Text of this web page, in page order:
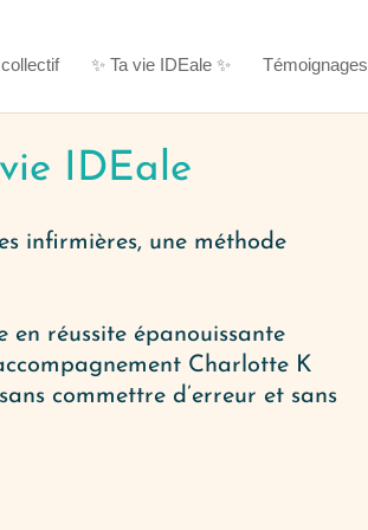
✨ Ta vie IDEale ✨ Témoignages
vie IDEale
infirmières, uneméthode
réussite épanouissante
Charlotte K
commettre d’erreur et sans